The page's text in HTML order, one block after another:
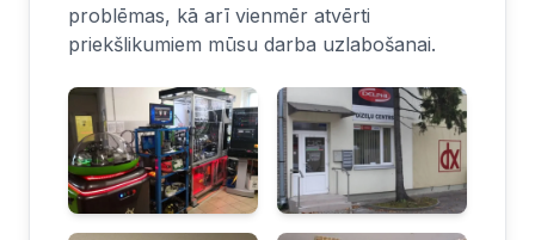
problēmas, kā arī vienmēr atvērti
priekšlikumiem mūsu darba uzlabošanai.